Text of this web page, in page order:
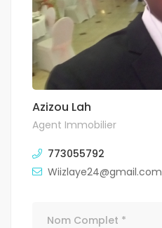
Azizou Lah
Agent Immobilier
773055792
Wiizlaye24@gmail.com